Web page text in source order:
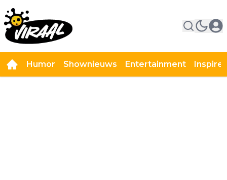
Humor Shownieuws Entertainment